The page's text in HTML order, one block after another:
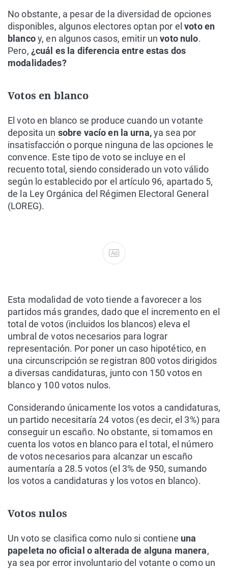
No obstante, a pesar de la diversidad de opciones
disponibles, algunos electores optan por elvoto en
blancoy, en algunos casos, emitir unvoto nulo.
Pero, ¿cuál es la diferencia entre estas dos
modalidades?
Votos en blanco
El voto en blanco se produce cuando un votante
deposita un sobre vacío en la urna,ya sea por
insatisfacción o porque ninguna de las opciones le
convence. Este tipo de voto se incluye en el
recuento total, siendo considerado un voto válido
según lo establecido por el artículo 96, apartado 5,
de la Ley Orgánica del Régimen Electoral General
(LOREG).
Ad
Esta modalidad de voto tiende a favorecer a los
partidos más grandes, dado que el incremento en el
total de votos (incluidos los blancos) eleva el
umbral de votos necesarios para lograr
representación. Por poner un caso hipotético, en
una circunscripción se registran 800 votos dirigidos
a diversas candidaturas, junto con 150 votos en
blanco y 100 votos nulos.
Considerando únicamente los votos a candidaturas,
un partido necesitaría 24 votos (es decir, el 3%) para
conseguir un escaño. No obstante, si tomamos en
cuenta los votos en blanco para el total, el número
de votos necesarios para alcanzar un escaño
aumentaría a 28.5 votos (el 3% de 950, sumando
los votos a candidaturas y los votos en blanco).
Votos nulos
Un voto se clasifica como nulo si contiene una
papeleta no oficial o alterada de alguna manera,
ya sea por error involuntario del votante o como un